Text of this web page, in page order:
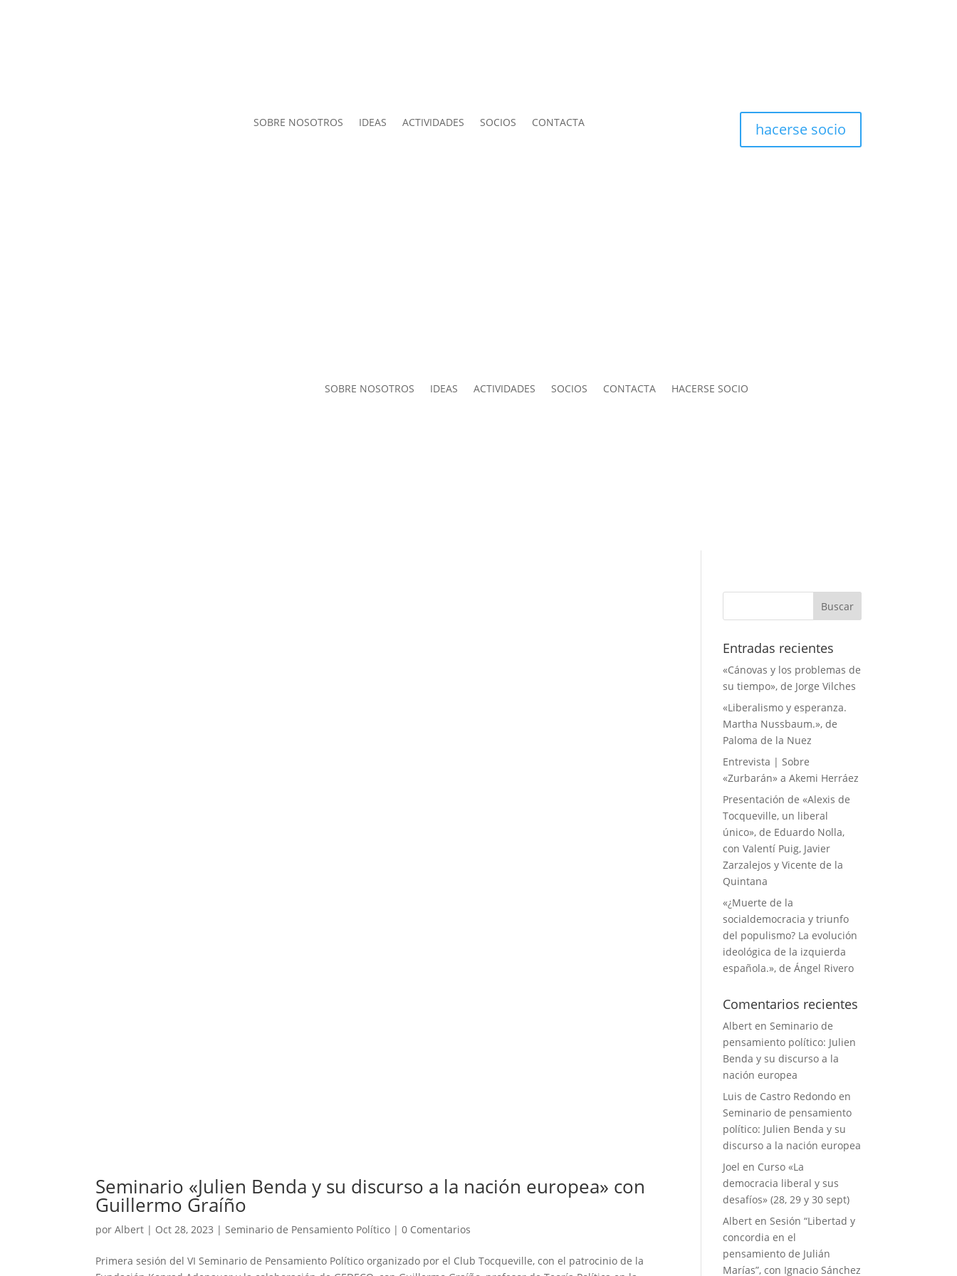
SOBRE NOSOTROS IDEAS ACTIVIDADES SOCIOS CONTACTA hacerse socio
SOBRE NOSOTROS IDEAS ACTIVIDADES SOCIOS CONTACTA HACERSE SOCIO
Seminario «Julien Benda y su discurso a la nación europea» con
Guillermo Graíño
porAlbert | Oct 28, 2023 | Seminario de Pensamiento Político |0 Comentarios
Primera sesión del VI Seminario de Pensamiento Político organizado por el Club Tocqueville, con el patrocinio de la
Entradas recientes
«Cánovas y los problemas de
su tiempo», de Jorge Vilches
«Liberalismo y esperanza.
Martha Nussbaum.», de
Paloma de la Nuez
Entrevista | Sobre
«Zurbarán» a Akemi Herráez
Presentación de «Alexis de
Tocqueville, un liberal
único», de Eduardo Nolla,
con Valentí Puig, Javier
Zarzalejos y Vicente de la
Quintana
«¿Muerte de la
socialdemocracia y triunfo
del populismo? La evolución
ideológica de la izquierda
española.», de Ángel Rivero
Comentarios recientes
Albert enSeminario de
pensamiento político: Julien
Benda y su discurso a la
nación europea
Luis de Castro Redondo en
Seminario de pensamiento
político: Julien Benda y su
discurso a la nación europea
Joel en Curso «La
democracia liberal y sus
desafíos» (28, 29 y 30 sept)
Albert enSesión “Libertad y
concordia en el
pensamiento de Julián
Marías”, con Ignacio Sánchez